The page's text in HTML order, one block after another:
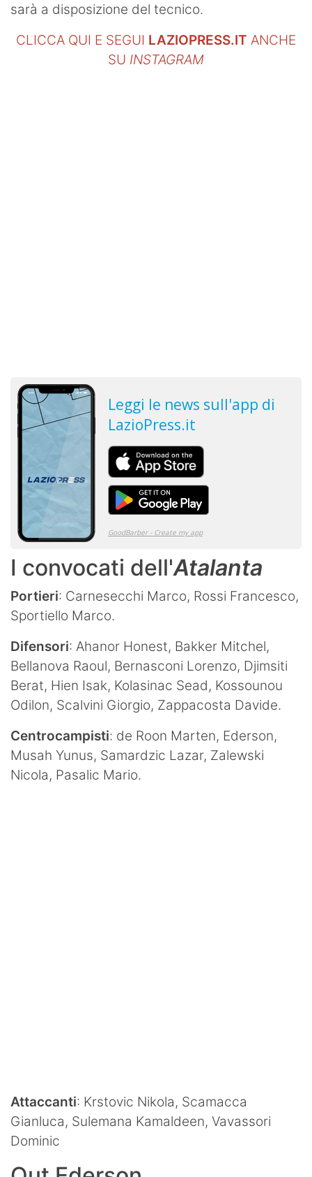
sarà a disposizione del tecnico.
CLICCA QUI E SEGUI LAZIOPRESS.IT ANCHE
SU INSTAGRAM
I convocati dell'Atalanta
Portieri: Carnesecchi Marco, Rossi Francesco,
Sportiello Marco.
Difensori: Ahanor Honest, Bakker Mitchel,
Bellanova Raoul, Bernasconi Lorenzo, Djimsiti
Berat, Hien Isak, Kolasinac Sead, Kossounou
Odilon, Scalvini Giorgio, Zappacosta Davide.
Centrocampisti: de Roon Marten, Ederson,
Musah Yunus, Samardzic Lazar, Zalewski
Nicola, Pasalic Mario.
Attaccanti: Krstovic Nikola, Scamacca
Gianluca, Sulemana Kamaldeen, Vavassori
Dominic